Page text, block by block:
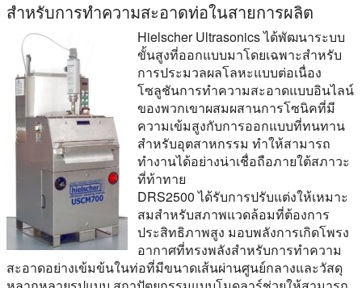
สำหรับการทำความสะอาดท่อในสายการผลิต
Hielscher Ultrasonics ได้พัฒนาระบบ
ขั้นสูงที่ออกแบบมาโดยเฉพาะสำหรับ
การประมวลผลโลหะแบบต่อเนื่อง
โซลูชันการทำความสะอาดแบบอินไลน์
ของพวกเขาผสมผสานการโซนิคที่มี
ความเข้มสูงกับการออกแบบที่ทนทาน
สำหรับอุตสาหกรรม ทำให้สามารถ
ทำงานได้อย่างน่าเชื่อถือภายใต้สภาวะ
ที่ท้าทาย
DRS2500 ได้รับการปรับแต่งให้เหมาะ
สมสำหรับสภาพแวดล้อมที่ต้องการ
ประสิทธิภาพสูง มอบพลังการเกิดโพรง
อากาศที่ทรงพลังสำหรับการทำความ
สะอาดอย่างเข้มข้นในท่อที่มีขนาดเส้นผ่านศูนย์กลางและวัสดุ